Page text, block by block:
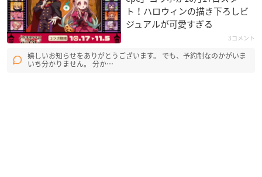
ト！ハロウィンの描き下ろしビ
ジュアルが可愛すぎる
3コメント
嬉しいお知らせをありがとうございます。 でも、予約制なのかがいま
いち分かりません。 分か…